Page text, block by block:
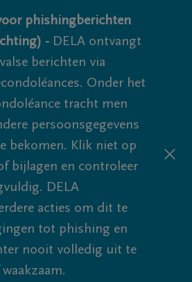
phishingberichten
- DELA ontvangt
berichten via
Onder het
tracht men
persoonsgegevens
bekomen. Klik niet op
bijlagen en controleer
DELA
acties om dit te
tot phishing en
nooit volledig uit te